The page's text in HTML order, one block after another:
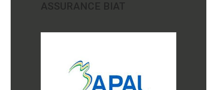
ASSURANCE BIAT